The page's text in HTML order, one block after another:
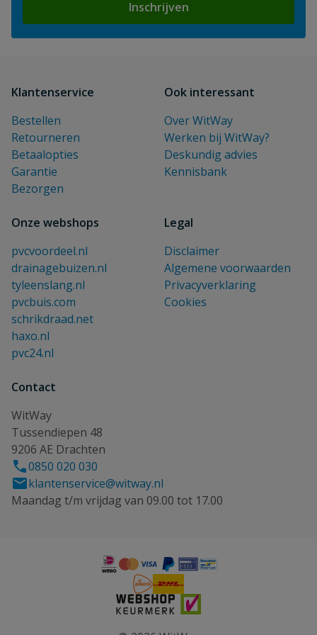
Inschrijven
Klantenservice
Bestellen
Retourneren
Betaalopties
Garantie
Bezorgen
Ook interessant
Over WitWay
Werken bij WitWay?
Deskundig advies
Kennisbank
Onze webshops
pvcvoordeel.nl
drainagebuizen.nl
tyleenslang.nl
pvcbuis.com
schrikdraad.net
haxo.nl
pvc24.nl
Legal
Disclaimer
Algemene voorwaarden
Privacyverklaring
Cookies
Contact
WitWay
Tussendiepen 48
9206 AE Drachten
0850 020 030
klantenservice@witway.nl
Maandag t/m vrijdag van 09.00 tot 17.00